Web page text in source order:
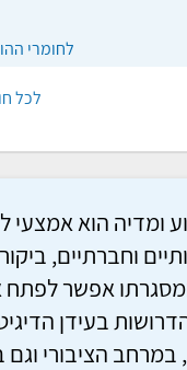
לחומרי
לכל
ומדיה הוא
וחברתיים,
במסגרתו אפשר
בעידן
הציבורי